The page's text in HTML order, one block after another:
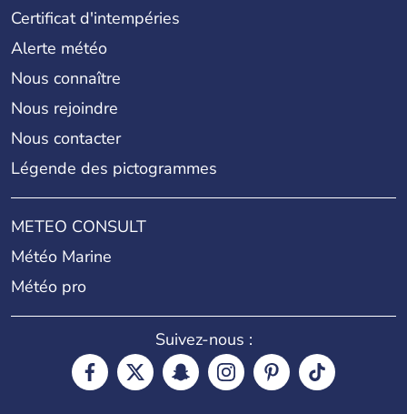
Certificat d'intempéries
Alerte météo
Nous connaître
Nous rejoindre
Nous contacter
Légende des pictogrammes
METEO CONSULT
Météo Marine
Météo pro
Suivez-nous :